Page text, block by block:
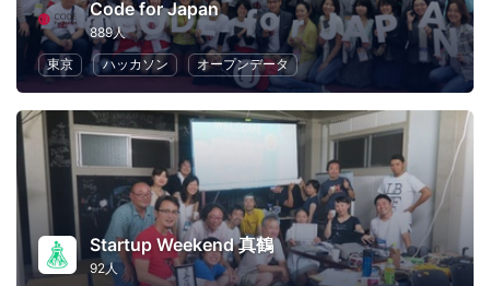
Code for Japan
889人
東京
ハッカソン オープンデータ
Startup Weekend 真鶴
92人